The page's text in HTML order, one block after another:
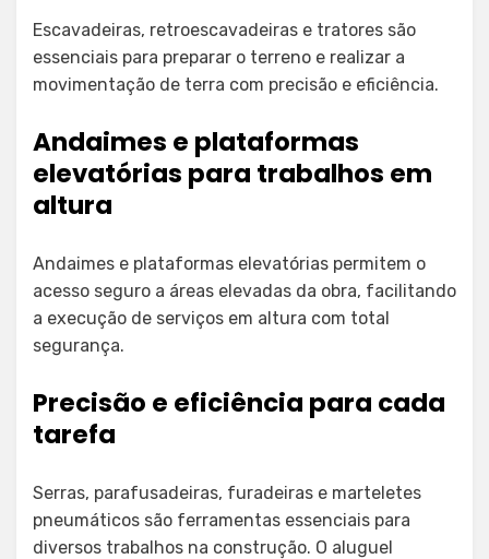
Escavadeiras, retroescavadeiras e tratores são
essenciais para preparar o terreno e realizar a
movimentação de terra com precisão e eficiência.
Andaimes e plataformas
elevatórias para trabalhos em
altura
Andaimes e plataformas elevatórias permitem o
acesso seguro a áreas elevadas da obra, facilitando
a execução de serviços em altura com total
segurança.
Precisão e eficiência para cada
tarefa
Serras, parafusadeiras, furadeiras e marteletes
pneumáticos são ferramentas essenciais para
diversos trabalhos na construção. O aluguel